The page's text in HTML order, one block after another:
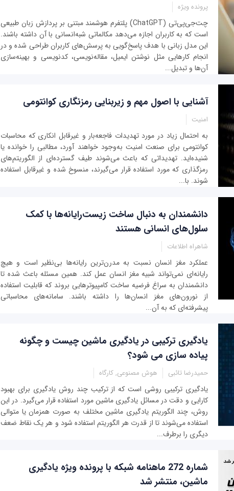
پرونده ویژه
چت‌جی‌پی‌تی (ChatGPT) پلتفرم هوشمند مبتنی بر پردازش زبان طبیعی
است که به کاربران اجازه می‌دهد مکالماتی شبه‌انسانی با آن داشته باشند.
این مدل زبانی با هدف پاسخ‌گویی به پرسش‌های کاربران طراحی شده و در
انجام کارهایی مثل نوشتن ایمیل، مقاله‌نویسی، کدنویسی و بهینه‌سازی
آن‌ها و تبدیل...
آشنایی با اصول مهم و زیربنایی رمزنگاری کوانتومی
امنیت
به احتمال زیاد در مورد تهدیدات فاجعه‌بار و غیرقابل انکاری که محاسبات
کوانتومی برای صنعت امنیت به‌وجود خواهند آورد، مطالبی را خوانده یا
شنیده‌اید. تهدیداتی که باعث می‌شوند طیف گسترده‌ای از الگوریتم‌های
رمزگذاری که مورد استفاده قرار می‌گیرند، منسوخ شده و غیرقابل استفاده
شوند. با...
دانشمندان به دنبال ساخت زیست‌رایانه‌ها با کمک
سلول‌های انسانی هستند
شاهراه اطلاعات
عملکرد مغز انسان نسبت به مدرن‌ترین رایانه‌ها بی‌‌نظیر است‌ و هیچ
رایانه‌ای نمی‌تواند شبیه مغز انسان عمل کند. همین مسئله باعث شده تا
دانشمندان به سراغ فرضیه ساخت کامپیوترهایی بروند که قابلیت استفاده
از نورون‌های مغز انسان‌ها را داشته باشند. سامانه‌های محاسباتی
پیشرفته‌ای که به آن...
یادگیری ترکیبی در یادگیری ماشین چیست و چگونه
پیاده سازی می شود؟
حمیدرضا تائبی هوش مصنوعی, کارگاه
یادگیری ترکیبی روشی است که از ترکیب چند روش یادگیری برای بهبود
کارایی و دقت در مسائل یادگیری ماشین مورد استفاده قرار می‌گیرد. در این
روش، چند الگوریتم یادگیری ماشین مختلف به صورت همزمان یا متوالی
استفاده می‌شوند تا از قدرت هر الگوریتم استفاده شود و هر یک نقاط ضعف
دیگری را برطرف...
شماره 272 ماهنامه شبکه با پرونده ویژه یادگیری
ماشین، منتشر شد